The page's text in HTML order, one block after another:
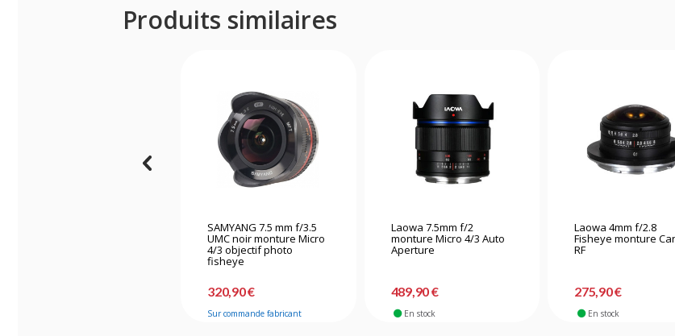
Produits similaires
SAMYANG 7.5 mm f/3.5
UMC noir monture Micro
4/3 objectif photo
fisheye
320,90 €
Sur commande fabricant
Laowa 7.5mm f/2
monture Micro 4/3 Auto
Aperture
489,90 €
En stock
Laowa 4mm f/2.8
Fisheye monture
RF
275,90 €
En stock